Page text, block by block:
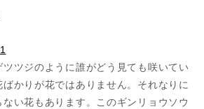
ツジのように誰がどう見ても咲いてい
かりが花ではありません。それなりに
い花もあります。このギンリョウソウ